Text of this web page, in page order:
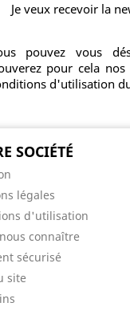
Je veux recevoir la
pouvez vous
pour cela
d'utilisation
SOCIÉTÉ
légales
d'utilisation
connaître
sécurisé
site